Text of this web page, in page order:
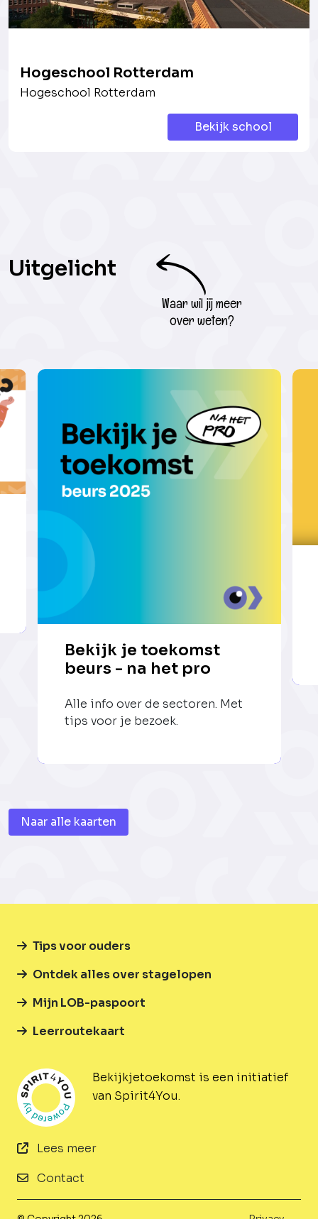
Hogeschool Rotterdam
Hogeschool Rotterdam
Bekijk school
Uitgelicht
Waar wil jij meer
over weten?
Bekijk je toekomst
beurs - na het pro
Alle info over de sectoren. Met
tips voor je bezoek.
Naar alle kaarten
Bekijkjetoekomst is een initiatief
van Spirit4You.
Lees meer
Contact
Tips voor ouders
Ontdek alles over stagelopen
Mijn LOB-paspoort
Leerroutekaart